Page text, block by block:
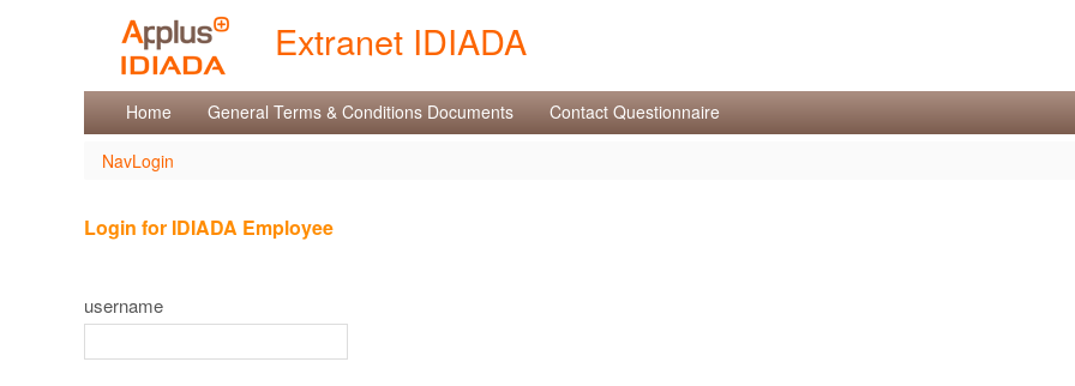
Extranet IDIADA
NavLogin
Home General Terms & Conditions Documents Contact Questionnaire
NavLogin
Login for IDIADA Employee
username